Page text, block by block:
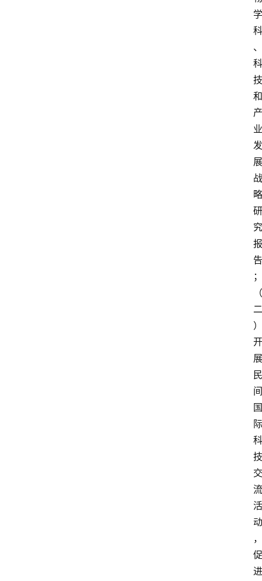
学
科
、
科
技
和
产
业
发
展
战
略
研
究
报
告
；
（
二
）
开
展
民
间
国
际
科
技
交
流
活
动
，
促
进